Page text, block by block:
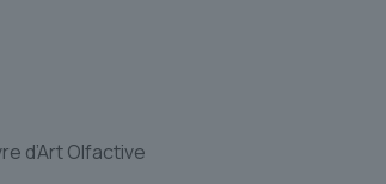
d’Art Olfactive